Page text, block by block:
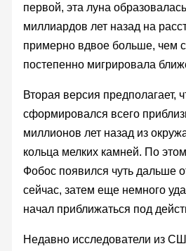
первой, эта луна
миллиардов лет назад на
примерно вдвое больше, чем
постепенно мигрировала
Вторая версия предполагает,
сформировался всего
миллионов лет назад из
кольца мелких камней. По
Фобос появился чуть дальше
сейчас, затем еще немного
начал приближаться под
Недавно исследователи из